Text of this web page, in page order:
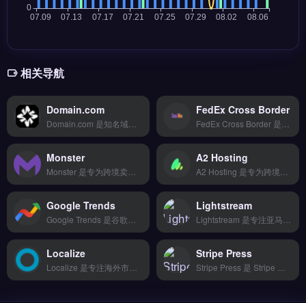
相关导航
Domain.com FedEx Cross Border
Monster A2 Hosting
Google Trends Lightstream
Localize Stripe Press